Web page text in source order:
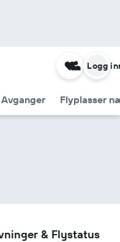
Flyplasser
Logg
& Flystatus